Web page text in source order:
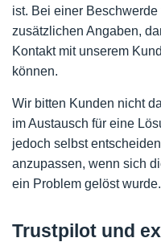
ist. Bei einer
zusätzlichen Angaben,
Kontakt mit unserem
können.
Wir bitten Kunden nicht
im Austausch für eine
jedoch selbst
anzupassen, wenn sich
ein Problem gelöst wurde.
Trustpilot und